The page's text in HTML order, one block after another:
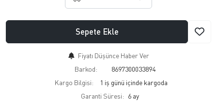
Sepete Ekle
Fiyatı Düşünce Haber Ver
Barkod:
8697300033894
Kargo Bilgisi:
1 iş günü içinde kargoda
Garanti Süresi: 6 ay